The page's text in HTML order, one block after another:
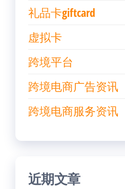
礼品卡giftcard
虚拟卡
跨境平台
跨境电商广告资讯
跨境电商服务资讯
近期文章